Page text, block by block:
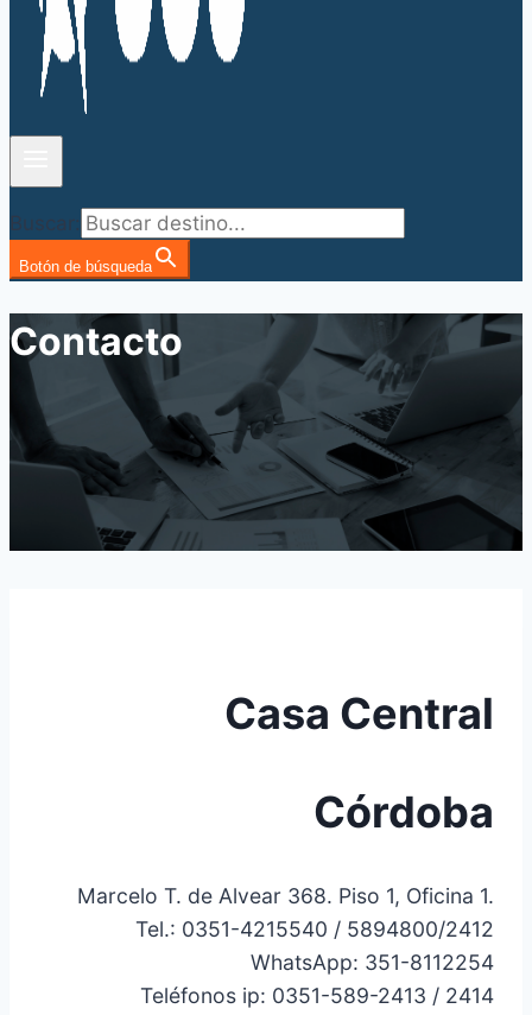
Buscar:
Botón de búsqueda
Contacto
Casa Central​
Córdoba
Marcelo T. de Alvear 368. Piso 1, Oficina 1.
Tel.: 0351-4215540 / 5894800/2412
WhatsApp: 351-8112254
Teléfonos ip: 0351-589-2413 / 2414